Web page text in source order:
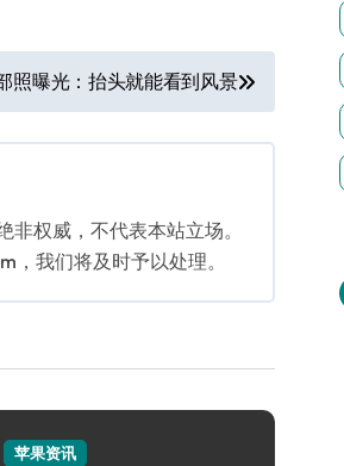
照曝光：抬头就能看到风景
权威，不代表本站立场。
我们将及时予以处理。
苹果资讯